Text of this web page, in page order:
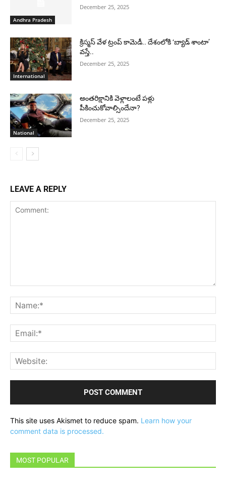
Andhra Pradesh
December 25, 2025
International
క్రిస్మస్ వేళ ట్రంప్ కామెడీ.. దేశంలోకి ‘బ్యాడ్ శాంటా’
వస్తే..
December 25, 2025
National
అంతరిక్షానికి వెళ్లాలంటే పళ్లు
పీకించుకోవాల్సిందేనా?
December 25, 2025
LEAVE A REPLY
This site uses Akismet to reduce spam. Learn how your
comment data is processed.
MOST POPULAR